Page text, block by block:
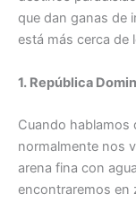
que dan ganas de
está más cerca de
1. República
Cuando hablamos
normalmente nos
arena fina con
encontraremos en